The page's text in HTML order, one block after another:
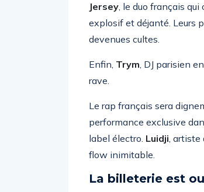
Jersey, le duo français qui
explosif et déjanté. Leurs
devenues cultes.
Enfin, Trym, DJ parisien
rave.
Le rap français sera
performance exclusive
label électro. Luidji, artiste
flow inimitable.
La billeterie est